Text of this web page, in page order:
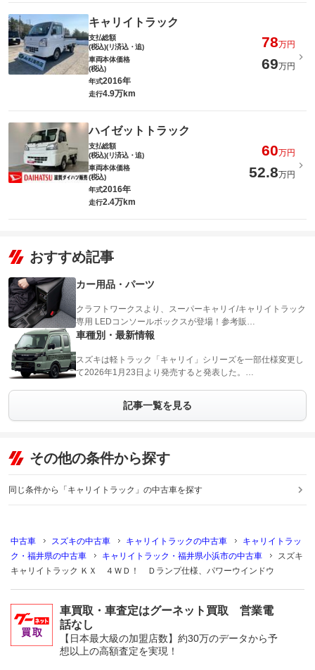
キャリイトラック
支払総額
(税込)(リ済込・追)
78万円
車両本体価格
(税込)
69万円
年式2016年
走行4.9万km
ハイゼットトラック
支払総額
(税込)(リ済込・追)
60万円
車両本体価格
(税込)
52.8万円
年式2016年
走行2.4万km
おすすめ記事
カー用品・パーツ
クラフトワークスより、スーパーキャリイ/キャリイトラック
専用 LEDコンソールボックスが登場！参考販…
車種別・最新情報
スズキは軽トラック「キャリイ」シリーズを一部仕様変更し
て2026年1月23日より発売すると発表した。…
記事一覧を見る
その他の条件から探す
同じ条件から「キャリイトラック」の中古車を探す
中古車 スズキの中古車 キャリイトラックの中古車
キャリイトラッ
ク・福井県の中古車
キャリイトラック・福井県小浜市の中古車
スズキ
キャリイトラック ＫＸ ４ＷＤ！ Ｄランプ仕様、パワーウインドウ
車買取・車査定はグーネット買取 営業電
話なし
【日本最大級の加盟店数】約30万のデータから予
想以上の高額査定を実現！